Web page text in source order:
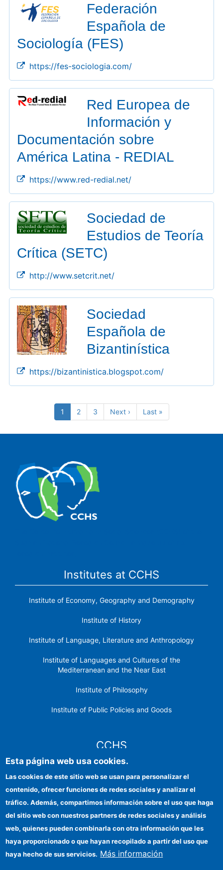
Federación
Española de
Sociología (FES)
https://fes-sociologia.com/
Red Europea de
Información y
Documentación sobre
América Latina - REDIAL
https://www.red-redial.net/
Sociedad de
Estudios de Teoría
Crítica (SETC)
http://www.setcrit.net/
Sociedad
Española de
Bizantinística
https://bizantinistica.blogspot.com/
Pagination
Current
page
1 Page
2 Page
3
Next
page
Next ›
Last
page
Last »
Institutes at CCHS
Institute of Economy, Geography and Demography
Institute of History
Institute of Language, Literature and Anthropology
Institute of Languages ​​and Cultures of the
Mediterranean and the Near East
Institute of Philosophy
Institute of Public Policies and Goods
CCHS
Institutional identity
FEDER funds
Funding entities
Esta página web usa cookies.
Las cookies de este sitio web se usan para personalizar el
contenido, ofrecer funciones de redes sociales y analizar el
tráfico. Además, compartimos información sobre el uso que haga
del sitio web con nuestros partners de redes sociales y análisis
web, quienes pueden combinarla con otra información que les
haya proporcionado o que hayan recopilado a partir del uso que
haya hecho de sus servicios. Más información